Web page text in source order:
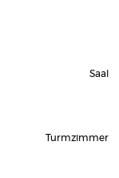
Saal
Turmzimmer